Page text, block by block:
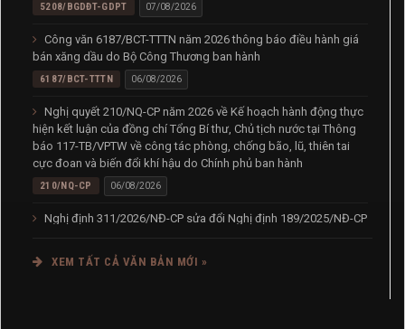
5208/BGDĐT-GDPT 07/08/2026
Công văn 6187/BCT-TTTN năm 2026 thông báo điều hành giá
bán xăng dầu do Bộ Công Thương ban hành
6187/BCT-TTTN 06/08/2026
Nghị quyết 210/NQ-CP năm 2026 về Kế hoạch hành động thực
hiện kết luận của đồng chí Tổng Bí thư, Chủ tịch nước tại Thông
báo 117-TB/VPTW về công tác phòng, chống bão, lũ, thiên tai
cực đoan và biến đổi khí hậu do Chính phủ ban hành
210/NQ-CP 06/08/2026
Nghị định 311/2026/NĐ-CP sửa đổi Nghị định 189/2025/NĐ-CP
vi phạm hành chính
XEM TẤT CẢ VĂN BẢN MỚI »